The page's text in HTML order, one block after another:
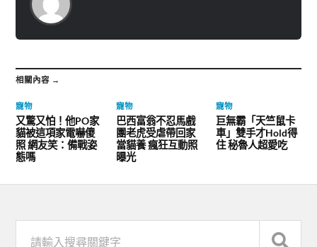
相關內容 →
寵物
又驚又怕！他PO家
貓被這項家電嚇傻
照 網友笑：備戰姿
態嗎
寵物
巴西富翁不忍馬戲
團老虎受虐帶回家
當貓養 瘋狂互動照
曝光
寵物
巨無霸「天竺鼠卡
車」雙手才Hold得
住 秘魯人超愛吃